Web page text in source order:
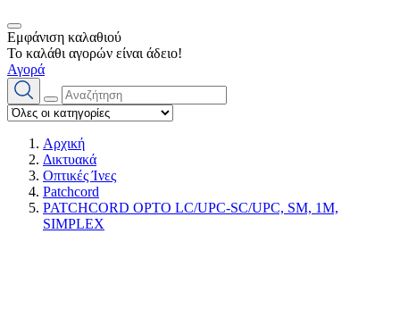
Εμφάνιση καλαθιού
Το καλάθι αγορών είναι άδειο!
Αγορά
Αρχική
Δικτυακά
Οπτικές Ίνες
Patchcord
PATCHCORD OPTO LC/UPC-SC/UPC, SM, 1M,
SIMPLEX